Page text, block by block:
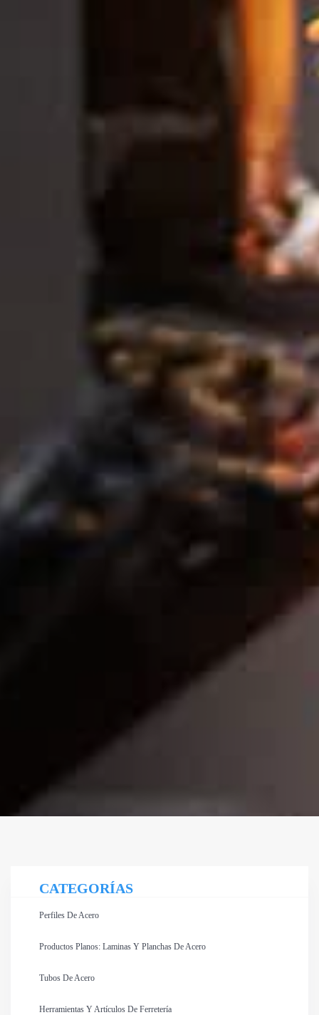
CATEGORÍAS
Perfiles De Acero
Productos Planos: Laminas Y Planchas De Acero
Tubos De Acero
Herramientas Y Artículos De Ferretería